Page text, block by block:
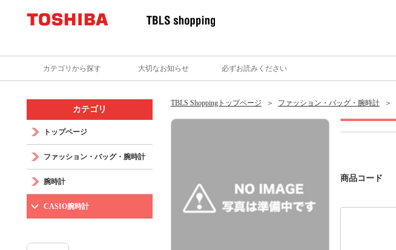
カテゴリから探す 大切なお知らせ 必ずお読みください
TBLS Shoppingトップページ ファッション・バッグ・腕時計
商品コード
カテゴリ
トップページ
ファッション・バッグ・腕時計
腕時計
CASIO腕時計